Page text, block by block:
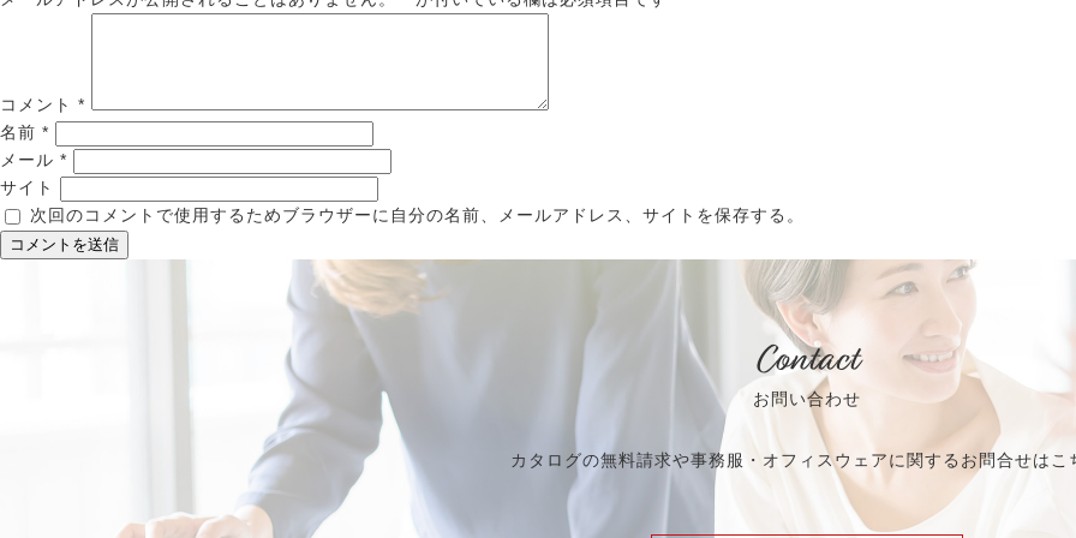
コメント *
名前 *
メール *
サイト
次回のコメントで使用するためブラウザーに自分の名前、メールアドレス、サイトを保存する。
Contact
お問い合わせ
カタログの無料請求や事務服・オフィスウェアに関するお問合せはこ